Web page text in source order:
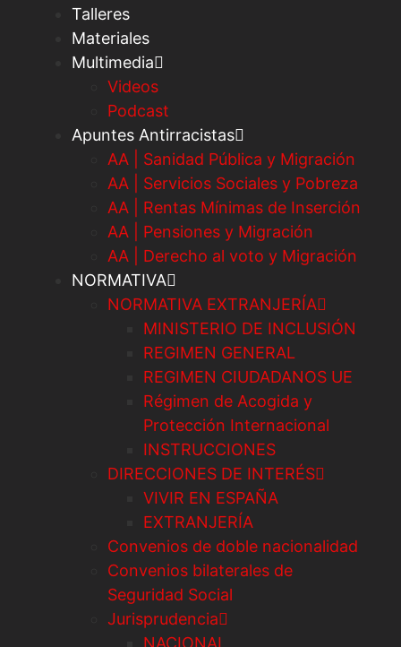
Talleres
Materiales
Multimedia
Videos
Podcast
Apuntes Antirracistas
AA | Sanidad Pública y Migración
AA | Servicios Sociales y Pobreza
AA | Rentas Mínimas de Inserción
AA | Pensiones y Migración
AA | Derecho al voto y Migración
NORMATIVA
NORMATIVA EXTRANJERÍA
MINISTERIO DE INCLUSIÓN
REGIMEN GENERAL
REGIMEN CIUDADANOS UE
Régimen de Acogida y
Protección Internacional
INSTRUCCIONES
DIRECCIONES DE INTERÉS
VIVIR EN ESPAÑA
EXTRANJERÍA
Convenios de doble nacionalidad
Convenios bilaterales de
Seguridad Social
Jurisprudencia
NACIONAL